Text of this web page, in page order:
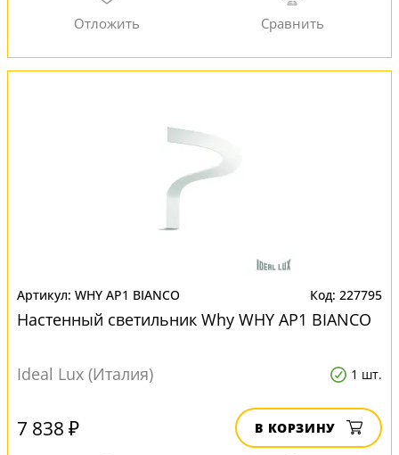
WHY AP1 BIANCO 227795
Настенный светильник Why WHY AP1 BIANCO
Ideal Lux (Италия) 1 шт.
7 838 ₽ В КОРЗИНУ